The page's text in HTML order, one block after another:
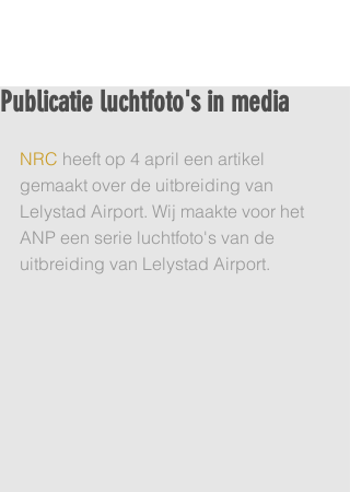
Publicatie luchtfoto's in media
NRC heeft op 4 april een artikel
gemaakt over de uitbreiding van
Lelystad Airport. Wij maakte voor het
ANP een serie luchtfoto's van de
uitbreiding van Lelystad Airport.